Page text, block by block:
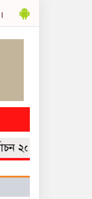
গণতান্ত্রিক